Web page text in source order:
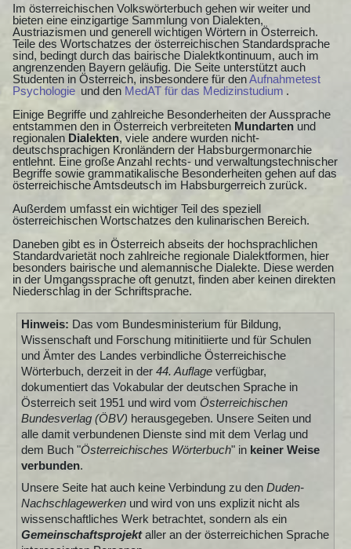
Im österreichischen Volkswörterbuch gehen wir weiter und
bieten eine einzigartige Sammlung von Dialekten,
Austriazismen und generell wichtigen Wörtern in Österreich.
Teile des Wortschatzes der österreichischen Standardsprache
sind, bedingt durch das bairische Dialektkontinuum, auch im
angrenzenden Bayern geläufig. Die Seite unterstützt auch
Studenten in Österreich, insbesondere für denAufnahmetest
Psychologie und den MedAT für das Medizinstudium .
Einige Begriffe und zahlreiche Besonderheiten der Aussprache
entstammen den in Österreich verbreiteten Mundarten und
regionalen Dialekten, viele andere wurden nicht-
deutschsprachigen Kronländern der Habsburgermonarchie
entlehnt. Eine große Anzahl rechts- und verwaltungstechnischer
Begriffe sowie grammatikalische Besonderheiten gehen auf das
österreichische Amtsdeutsch im Habsburgerreich zurück.
Außerdem umfasst ein wichtiger Teil des speziell
österreichischen Wortschatzes den kulinarischen Bereich.
Daneben gibt es in Österreich abseits der hochsprachlichen
Standardvarietät noch zahlreiche regionale Dialektformen, hier
besonders bairische und alemannische Dialekte. Diese werden
in der Umgangssprache oft genutzt, finden aber keinen direkten
Niederschlag in der Schriftsprache.
Hinweis: Das vom Bundesministerium für Bildung,
Wissenschaft und Forschung mitinitiierte und für Schulen
und Ämter des Landes verbindliche Österreichische
Wörterbuch, derzeit in der 44. Auflageverfügbar,
dokumentiert das Vokabular der deutschen Sprache in
Österreich seit 1951 und wird vom Österreichischen
Bundesverlag (ÖBV) herausgegeben. Unsere Seiten und
alle damit verbundenen Dienste sind mit dem Verlag und
dem Buch "Österreichisches Wörterbuch" in keiner Weise
verbunden.
Unsere Seite hat auch keine Verbindung zu den Duden-
Nachschlagewerkenund wird von uns explizit nicht als
wissenschaftliches Werk betrachtet, sondern als ein
Gemeinschaftsprojektaller an der österreichichen Sprache